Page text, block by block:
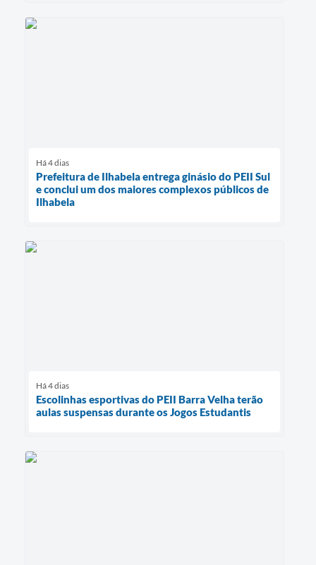
Há 4 dias
Prefeitura de Ilhabela entrega ginásio do PEII Sul
e conclui um dos maiores complexos públicos de
Ilhabela
Há 4 dias
Escolinhas esportivas do PEII Barra Velha terão
aulas suspensas durante os Jogos Estudantis